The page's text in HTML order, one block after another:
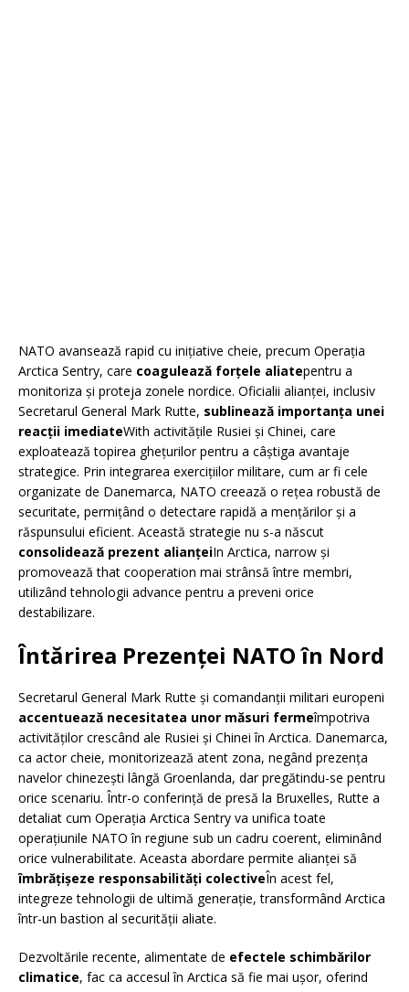
NATO avansează rapid cu inițiative cheie, precum Operația
Arctica Sentry, care coagulează forțele aliatepentru a
monitoriza și proteja zonele nordice. Oficialii alianței, inclusiv
Secretarul General Mark Rutte, sublinează importanța unei
reacții imediateWith activitățile Rusiei și Chinei, care
exploatează topirea ghețurilor pentru a câștiga avantaje
strategice. Prin integrarea exercițiilor militare, cum ar fi cele
organizate de Danemarca, NATO creează o rețea robustă de
securitate, permițând o detectare rapidă a mențărilor și a
răspunsului eficient. Această strategie nu s-a născut
consolidează prezent alianțeiIn Arctica, narrow și
promovează that cooperation mai strânsă între membri,
utilizând tehnologii advance pentru a preveni orice
destabilizare.
Întărirea Prezenței NATO în Nord
Secretarul General Mark Rutte și comandanții militari europeni
accentuează necesitatea unor măsuri fermeîmpotriva
activităților crescând ale Rusiei și Chinei în Arctica. Danemarca,
ca actor cheie, monitorizează atent zona, negând prezența
navelor chinezești lângă Groenlanda, dar pregătindu-se pentru
orice scenariu. Într-o conferință de presă la Bruxelles, Rutte a
detaliat cum Operația Arctica Sentry va unifica toate
operațiunile NATO în regiune sub un cadru coerent, eliminând
orice vulnerabilitate. Aceasta abordare permite alianței să
îmbrățișeze responsabilități colectiveÎn acest fel,
integreze tehnologii de ultimă generație, transformând Arctica
într-un bastion al securității aliate.
Dezvoltările recente, alimentate de efectele schimbărilor
climatice, fac ca accesul în Arctica să fie mai ușor, oferind